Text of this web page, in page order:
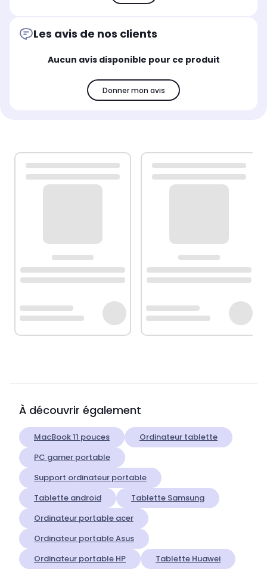
Les avis de nos clients
Aucun avis disponible pour ce produit
Donner mon avis
À découvrir également
MacBook 11 pouces
Ordinateur tablette
PC gamer portable
Support ordinateur portable
Tablette android
Tablette Samsung
Ordinateur portable acer
Ordinateur portable Asus
Ordinateur portable HP
Tablette Huawei